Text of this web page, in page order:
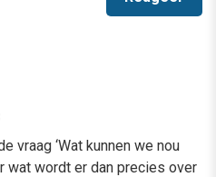
vraag ‘Wat kunnen we nou
wat wordt er dan precies over